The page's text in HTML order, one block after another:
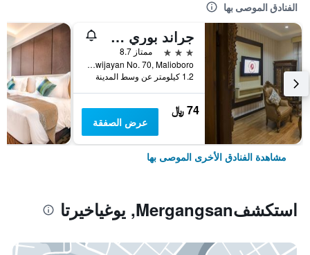
الفنادق الموصى بها
جراند بوري سارون يوجياكارتا
3 نجوم
ممتاز 8.7
Jl. Sosrowijayan No. 70, Malioboro, يوغياخيرتا, إندونيسيا
1.2 كيلومتر عن وسط المدينة
74 ﷼
عرض الصفقة
مشاهدة الفنادق الأخرى الموصى بها
استكشفMergangsan, يوغياخيرتا